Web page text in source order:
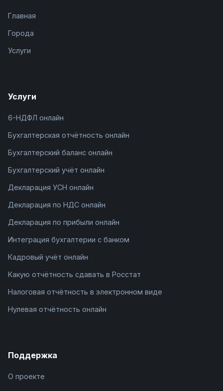
Главная
Города
Услуги
Услуги
6-НДФЛ онлайн
Бухгалтерская отчётность онлайн
Бухгалтерский баланс онлайн
Бухгалтерский учёт онлайн
Декларация УСН онлайн
Декларация по НДС онлайн
Декларация по прибыли онлайн
Интеграция бухгалтерии с банком
Кадровый учёт онлайн
Какую отчётность сдавать в Росстат
Налоговая отчётность в электронном виде
Нулевая отчётность онлайн
Поддержка
О проекте